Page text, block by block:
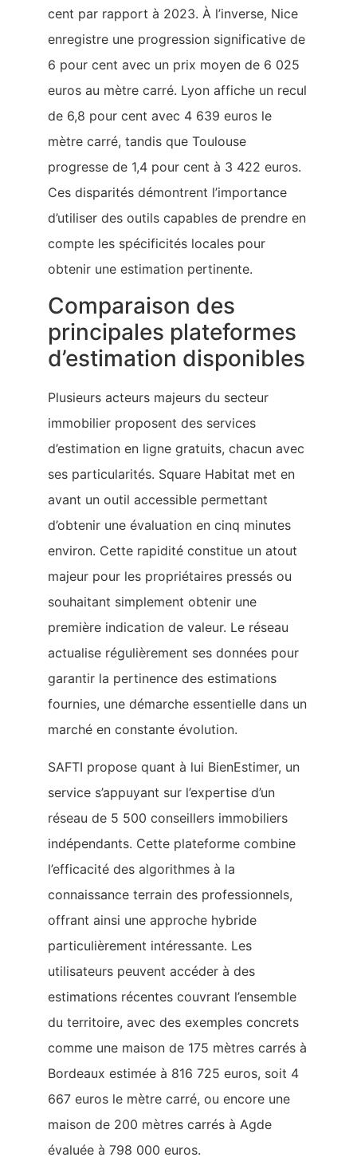
cent par rapport à 2023. À l’inverse, Nice
enregistre une progression significative de
6 pour cent avec un prix moyen de 6 025
euros au mètre carré. Lyon affiche un recul
de 6,8 pour cent avec 4 639 euros le
mètre carré, tandis que Toulouse
progresse de 1,4 pour cent à 3 422 euros.
Ces disparités démontrent l’importance
d’utiliser des outils capables de prendre en
compte les spécificités locales pour
obtenir une estimation pertinente.
Comparaison des
principales plateformes
d’estimation disponibles
Plusieurs acteurs majeurs du secteur
immobilier proposent des services
d’estimation en ligne gratuits, chacun avec
ses particularités. Square Habitat met en
avant un outil accessible permettant
d’obtenir une évaluation en cinq minutes
environ. Cette rapidité constitue un atout
majeur pour les propriétaires pressés ou
souhaitant simplement obtenir une
première indication de valeur. Le réseau
actualise régulièrement ses données pour
garantir la pertinence des estimations
fournies, une démarche essentielle dans un
marché en constante évolution.
SAFTI propose quant à lui BienEstimer, un
service s’appuyant sur l’expertise d’un
réseau de 5 500 conseillers immobiliers
indépendants. Cette plateforme combine
l’efficacité des algorithmes à la
connaissance terrain des professionnels,
offrant ainsi une approche hybride
particulièrement intéressante. Les
utilisateurs peuvent accéder à des
estimations récentes couvrant l’ensemble
du territoire, avec des exemples concrets
comme une maison de 175 mètres carrés à
Bordeaux estimée à 816 725 euros, soit 4
667 euros le mètre carré, ou encore une
maison de 200 mètres carrés à Agde
évaluée à 798 000 euros.